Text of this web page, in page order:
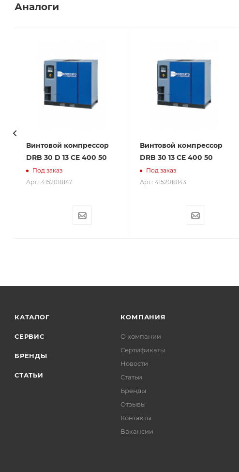
Аналоги
Винтовой компрессор
DRB 30 D 13 CE 400 50
Под заказ
Арт.: 4152018147
Винтовой компрессор
DRB 30 13 CE 400 50
Под заказ
Арт.: 4152018143
КАТАЛОГ
СЕРВИС
БРЕНДЫ
СТАТЬИ
КОМПАНИЯ
О компании
Сертификаты
Новости
Статьи
Бренды
Отзывы
Контакты
Вакансии